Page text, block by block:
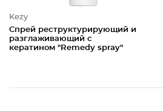
Kezy
Спрей реструктурирующий и
разглаживающий с
кератином "Remedy spray"